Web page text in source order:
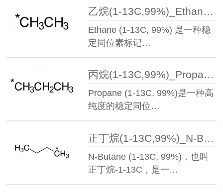
乙烷(1-13C,99%)_Ethane(1-13C,99%)丨6145-17-1
Ethane (1-13C, 99%)​ 是一种稳
定同位素标记…
丙烷(1-13C,99%)_Propane(1-13C,99%)丨17251-65-9
Propane (1-13C, 99%)是一种高
纯度的稳定同位…
正丁烷(1-13C,99%)_N-Butane(1-13C,99%)丨22612-53-9
N-Butane (1-13C, 99%)，也叫
正丁烷-1-13C，是一…